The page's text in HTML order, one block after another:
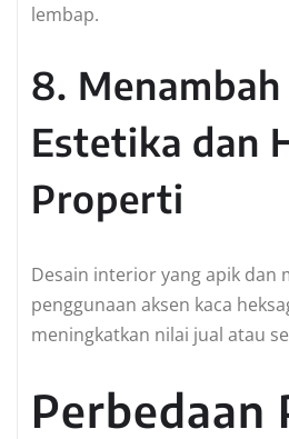
lembap.
8.
Estetika dan
Properti
Desain interior yang apik dan
penggunaan aksen kaca
meningkatkan nilai jual atau
Perbedaan